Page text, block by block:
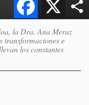
la Dra. Ana Meraz
transformaciones e
los constantes